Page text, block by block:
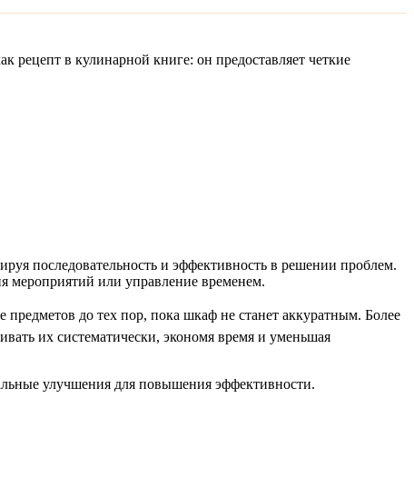
рецепт в кулинарной книге: он предоставляет четкие
последовательность и эффективность в решении проблем.
мероприятий или управление временем.
до тех пор, пока шкаф не станет аккуратным. Более
их систематически, экономя время и уменьшая
улучшения для повышения эффективности.